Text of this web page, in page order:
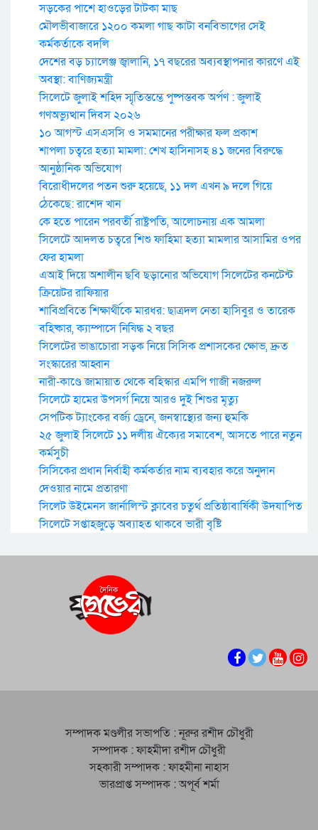
সড়কের পাশে হাওড়ের টাটকা মাছ
মৌলভীবাজারে ১২০০ কমলা গাছ কাটা বনবিভাগের সেই
কর্মকর্তাকে বদলি
দেশের বড় চ্যালেঞ্জ জ্বালানি, ১৭ বছরের অব্যবস্থাপনার কারণে এই
অবস্থা: বাণিজ্যমন্ত্রী
সিলেটে জুলাই শহিদ স্মৃতিস্তম্ভে পুষ্পস্তবক অর্পণ : জুলাই
গণঅভ্যুত্থান দিবস ২০২৬
১০ আগস্ট এসএসসি ও সমমানের পরীক্ষার ফল প্রকাশ
শাপলা চত্বরে হত্যা মামলা: শেখ হাসিনাসহ ৪১ জনের বিরুদ্ধে
আনুষ্ঠানিক অভিযোগ
বিরোধীদলের পতন শুরু হয়েছে, ১১ দল এখন ৯ দলে গিয়ে
ঠেকেছে: রাশেদ খান
কে হতে পারেন পরবর্তী রাষ্ট্রপতি, আলোচনায় এক আমলা
সিলেটে আদলত চত্বরে শিশু ফাহিমা হত্যা মামলার আসামির ওপর
ফের হামলা
এআই দিয়ে অশালীন ছবি ছড়ানোর অভিযোগ সিলেটের কনটেন্ট
ক্রিয়েটর রাফিয়ার
শাবিপ্রবিতে শিক্ষার্থীকে মারধর: ছাত্রদল নেতা হাসিবুর ও তারেক
বহিষ্কার, ক্যাম্পাসে নিষিদ্ধ ২ বছর
সিলেটের ভাঙাচোরা সড়ক নিয়ে সিসিক প্রশাসকের ক্ষোভ, দ্রুত
সংস্কারের আহ্বান
নারী-কাণ্ডে জামায়াত থেকে বহিস্কার এমপি গাজী নজরুল
সিলেটে হামের উপসর্গ নিয়ে আরও দুই শিশুর মৃত্যু
সেপটিক ট্যাংকের বর্জ্য ড্রেনে, জনস্বাস্থ্যের জন্য হুমকি
২৫ জুলাই সিলেটে ১১ দলীয় ঐক্যের সমাবেশ, আসতে পারে নতুন
কর্মসুচী
সিসিকের প্রধান নির্বাহী কর্মকর্তার নাম ব্যবহার করে অনুদান
দেওয়ার নামে প্রতারণা
সিলেট উইমেনস জার্নালিস্ট ক্লাবের চতুর্থ প্রতিষ্ঠাবার্ষিকী উদযাপিত
সিলেটে সপ্তাহজুড়ে অব্যাহত থাকবে ভারী বৃষ্টি
সম্পাদক মণ্ডলীর সভাপতি : নূরুর রশীদ চৌধুরী
সম্পাদক : ফাহমীদা রশীদ চৌধুরী
সহকারী সম্পাদক : ফাহমীনা নাহাস
ভারপ্রাপ্ত সম্পাদক : অপূর্ব শর্মা